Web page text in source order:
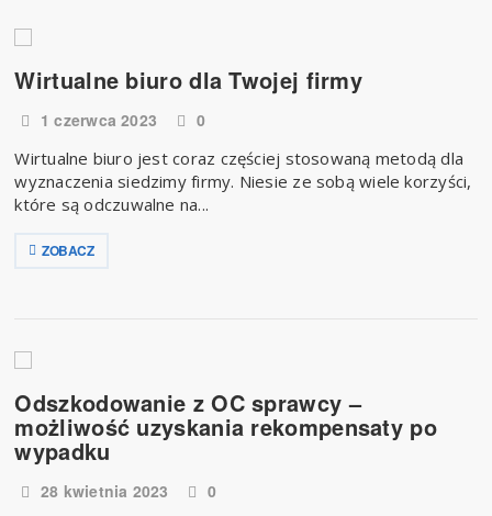
Wirtualne biuro dla Twojej firmy
1 czerwca 2023
0
Wirtualne biuro jest coraz częściej stosowaną metodą dla
wyznaczenia siedzimy firmy. Niesie ze sobą wiele korzyści,
które są odczuwalne na...
ZOBACZ
Odszkodowanie z OC sprawcy –
możliwość uzyskania rekompensaty po
wypadku
28 kwietnia 2023
0